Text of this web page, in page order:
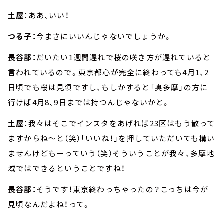
土屋： ああ、いい！
つる子：今まさにいいんじゃないでしょうか。
長谷部：だいたい1週間遅れで桜の咲き方が遅れていると
言われているので。東京都心が完全に終わっても4月1、2
日頃でも桜は見頃ですし、もしかすると「奥多摩」の方に
行けば4月8、9日までは持つんじゃないかと。
土屋：我々はそこでインスタをあげれば23区はもう散って
ますからね～と（笑）「いいね！」を押していただいても構い
ませんけどもーっていう（笑）そういうことが我々、多摩地
域ではできるということですね！
長谷部：そうです！東京終わっちゃったの？こっちは今が
見頃なんだよね！って。